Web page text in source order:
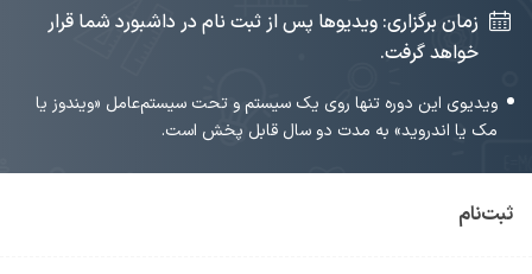
زمان برگزاری: ویدیوها پس از ثبت نام در داشبورد شما قرار
خواهد گرفت.
ویدیوی این دوره تنها روی یک سیستم و تحت سیستم‌عامل «ویندوز یا
مک یا اندروید» به مدت دو سال قابل پخش است.
ثبت‌نام